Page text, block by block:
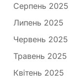
Серпень 2025
Липень 2025
Червень 2025
Травень 2025
Квітень 2025